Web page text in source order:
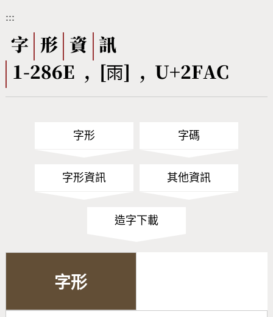
筆順序查詢
CNS查詢 Unicode查詢
字形下載
熱門查詢統計
:::
字 形 資
訊
1-286E , [⾬] , U+2FAC
字形 字碼
字形資訊 其他資訊
造字下載
字形